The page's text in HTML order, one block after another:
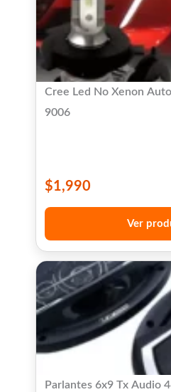
Cree Led No Xenon
9006
$1,990
Ver
Parlantes 6x9 Tx Audio